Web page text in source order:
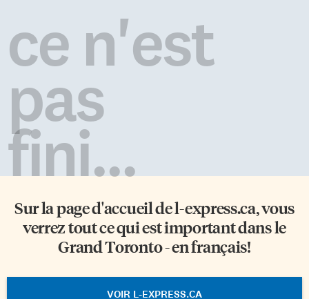
ce n'est
pas
fini...
Sur la page d'accueil del-express.ca, vous
verrez tout ce qui est important dans le
Grand Toronto - en français!
VOIR L-EXPRESS.CA